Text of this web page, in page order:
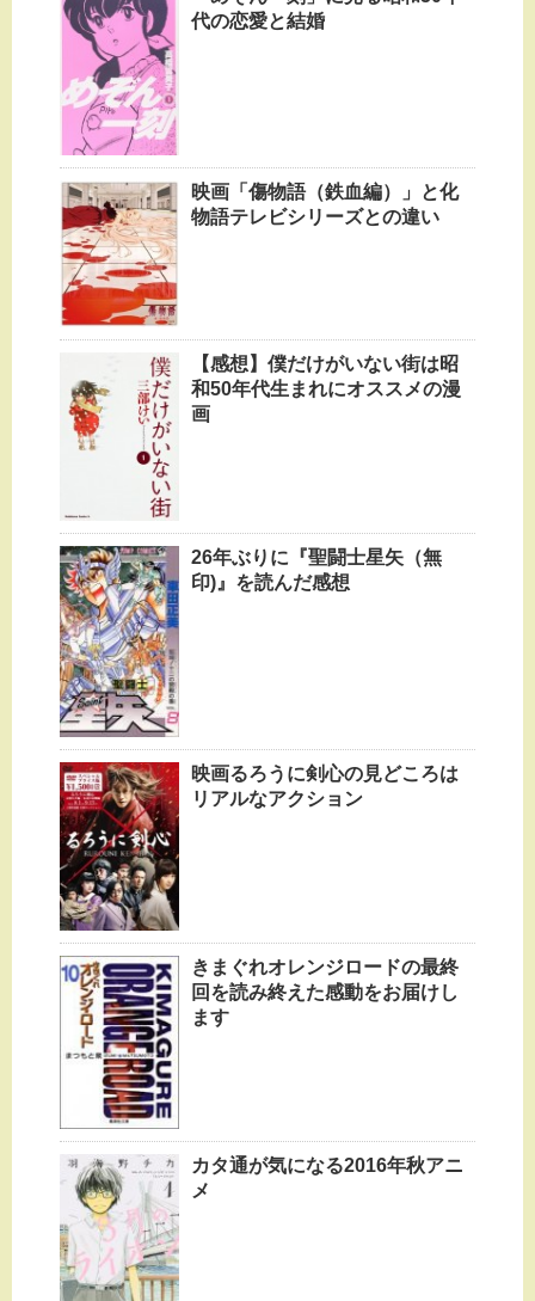
代の恋愛と結婚
映画「傷物語（鉄血編）」と化
物語テレビシリーズとの違い
【感想】僕だけがいない街は昭
和50年代生まれにオススメの漫
画
26年ぶりに『聖闘士星矢（無
印)』を読んだ感想
映画るろうに剣心の見どころは
リアルなアクション
きまぐれオレンジロードの最終
回を読み終えた感動をお届けし
ます
カタ通が気になる2016年秋アニ
メ